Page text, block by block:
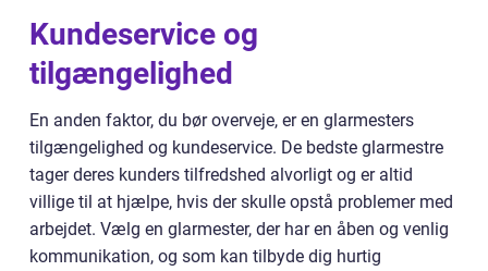
Kundeservice og
tilgængelighed
En anden faktor, du bør overveje, er en glarmesters
tilgængelighed og kundeservice. De bedste glarmestre
tager deres kunders tilfredshed alvorligt og er altid
villige til at hjælpe, hvis der skulle opstå problemer med
arbejdet. Vælg en glarmester, der har en åben og venlig
kommunikation, og som kan tilbyde dig hurtig